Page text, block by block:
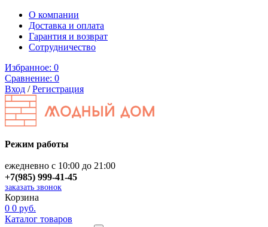
О компании
Доставка и оплата
Гарантия и возврат
Сотрудничество
Избранное: 0
Сравнение: 0
Вход /Регистрация
Режим работы
ежедневно с 10:00 до 21:00
+7(985) 999-41-45
заказать звонок
Корзина
0 0 руб.
Каталог товаров